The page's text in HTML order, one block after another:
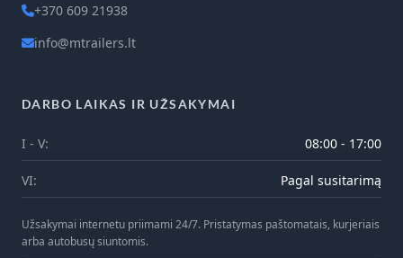
+370 609 21938
info@mtrailers.lt
DARBO LAIKAS IR UŽSAKYMAI
I - V: 08:00 - 17:00
VI: Pagal susitarimą
Užsakymai internetu priimami 24/7. Pristatymas paštomatais, kurjeriais
arba autobusų siuntomis.